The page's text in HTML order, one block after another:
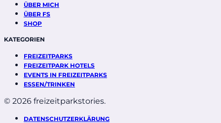
ÜBER MICH
ÜBER FS
SHOP
KATEGORIEN
FREIZEITPARKS
FREIZEITPARK HOTELS
EVENTS IN FREIZEITPARKS
ESSEN/TRINKEN
© 2026 freizeitparkstories.
DATENSCHUTZERKLÄRUNG